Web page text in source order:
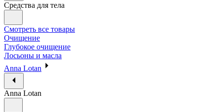
Средства для тела
Смотреть все товары
Очищение
Глубокое очищение
Лосьоны и масла
Anna Lotan
Anna Lotan